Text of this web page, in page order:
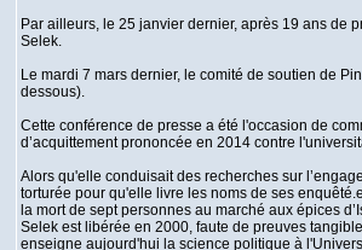
Par ailleurs, le 25 janvier dernier, après 19 ans de
Selek.
Le mardi 7 mars dernier, le comité de soutien de
dessous).
Cette conférence de presse a été l'occasion de
d’acquittement prononcée en 2014 contre
Alors qu'elle conduisait des recherches sur
torturée pour qu'elle livre les noms de ses
la mort de sept personnes au marché aux épices
Selek est libérée en 2000, faute de preuves
enseigne aujourd'hui la science politique à